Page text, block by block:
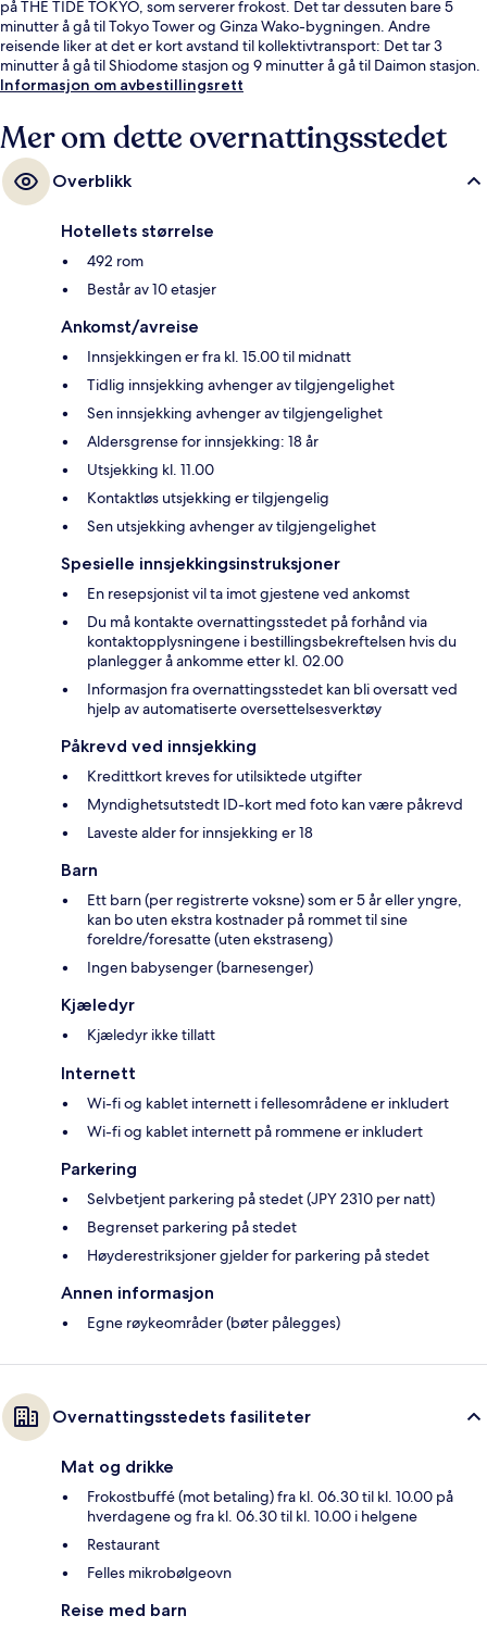
på THE TIDE TOKYO, som serverer frokost. Det tar dessuten bare 5
minutter å gå til Tokyo Tower og Ginza Wako-bygningen. Andre
reisende liker at det er kort avstand til kollektivtransport: Det tar 3
minutter å gå til Shiodome stasjon og 9 minutter å gå til Daimon stasjon.
Informasjon om avbestillingsrett
Mer om dette overnattingsstedet
Overblikk
Hotellets størrelse
492 rom
Består av 10 etasjer
Ankomst/avreise
Innsjekkingen er fra kl. 15.00 til midnatt
Tidlig innsjekking avhenger av tilgjengelighet
Sen innsjekking avhenger av tilgjengelighet
Aldersgrense for innsjekking: 18 år
Utsjekking kl. 11.00
Kontaktløs utsjekking er tilgjengelig
Sen utsjekking avhenger av tilgjengelighet
Spesielle innsjekkingsinstruksjoner
En resepsjonist vil ta imot gjestene ved ankomst
Du må kontakte overnattingsstedet på forhånd via
kontaktopplysningene i bestillingsbekreftelsen hvis du
planlegger å ankomme etter kl. 02.00
Informasjon fra overnattingsstedet kan bli oversatt ved
hjelp av automatiserte oversettelsesverktøy
Påkrevd ved innsjekking
Kredittkort kreves for utilsiktede utgifter
Myndighetsutstedt ID-kort med foto kan være påkrevd
Laveste alder for innsjekking er 18
Barn
Ett barn (per registrerte voksne) som er 5 år eller yngre,
kan bo uten ekstra kostnader på rommet til sine
foreldre/foresatte (uten ekstraseng)
Ingen babysenger (barnesenger)
Kjæledyr
Kjæledyr ikke tillatt
Internett
Wi-fi og kablet internett i fellesområdene er inkludert
Wi-fi og kablet internett på rommene er inkludert
Parkering
Selvbetjent parkering på stedet (JPY 2310 per natt)
Begrenset parkering på stedet
Høyderestriksjoner gjelder for parkering på stedet
Annen informasjon
Egne røykeområder (bøter pålegges)
Overnattingsstedets fasiliteter
Mat og drikke
Frokostbuffé (mot betaling) fra kl. 06.30 til kl. 10.00 på
hverdagene og fra kl. 06.30 til kl. 10.00 i helgene
Restaurant
Felles mikrobølgeovn
Reise med barn